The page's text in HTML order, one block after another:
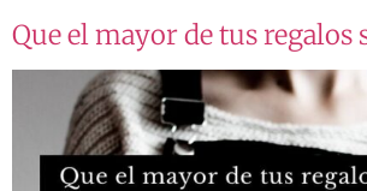
Que el mayor de tus regalos